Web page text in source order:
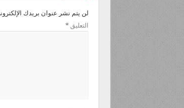
لن يتم نشر عنوان بريدك
التعليق*